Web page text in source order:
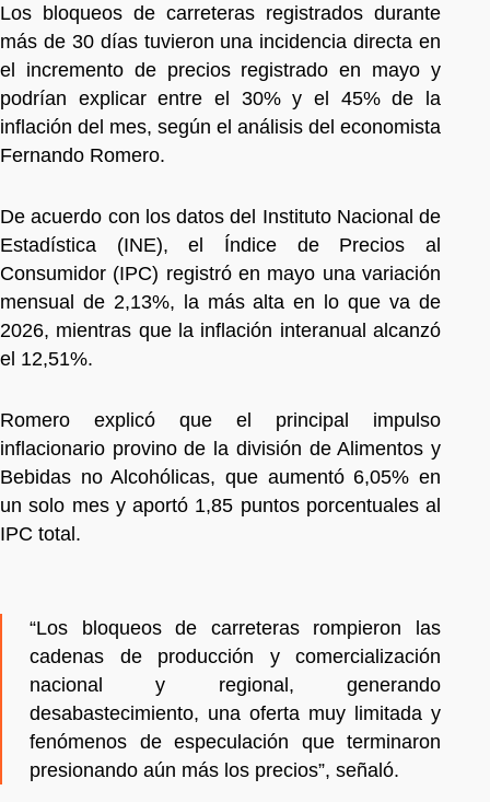
Los bloqueos de carreteras registrados durante
más de 30 días tuvieron una incidencia directa en
el incremento de precios registrado en mayo y
podrían explicar entre el 30% y el 45% de la
inflación del mes, según el análisis del economista
Fernando Romero.
De acuerdo con los datos del Instituto Nacional de
Estadística (INE), el Índice de Precios al
Consumidor (IPC) registró en mayo una variación
mensual de 2,13%, la más alta en lo que va de
2026, mientras que la inflación interanual alcanzó
el 12,51%.
Romero explicó que el principal impulso
inflacionario provino de la división de Alimentos y
Bebidas no Alcohólicas, que aumentó 6,05% en
un solo mes y aportó 1,85 puntos porcentuales al
IPC total.
“Los bloqueos de carreteras rompieron las
cadenas de producción y comercialización
nacional y regional, generando
desabastecimiento, una oferta muy limitada y
fenómenos de especulación que terminaron
presionando aún más los precios”, señaló.